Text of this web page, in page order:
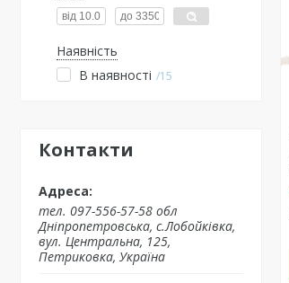
Наявність
В наявності
15
Контакти
тел. 097-556-57-58 обл
Дніпропетровська, с.Лобойківка,
вул. Центральна, 125,
Петриковка, Україна